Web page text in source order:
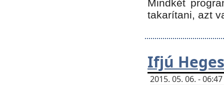
Mindkét
takarítani, azt
Ifjú
2015. 05. 06. -